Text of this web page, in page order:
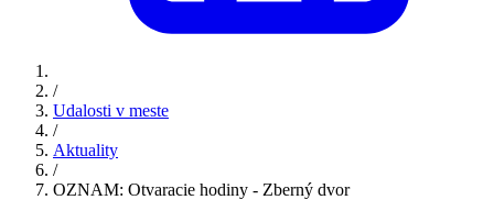
/
Udalosti v meste
/
Aktuality
/
OZNAM: Otvaracie hodiny - Zberný dvor